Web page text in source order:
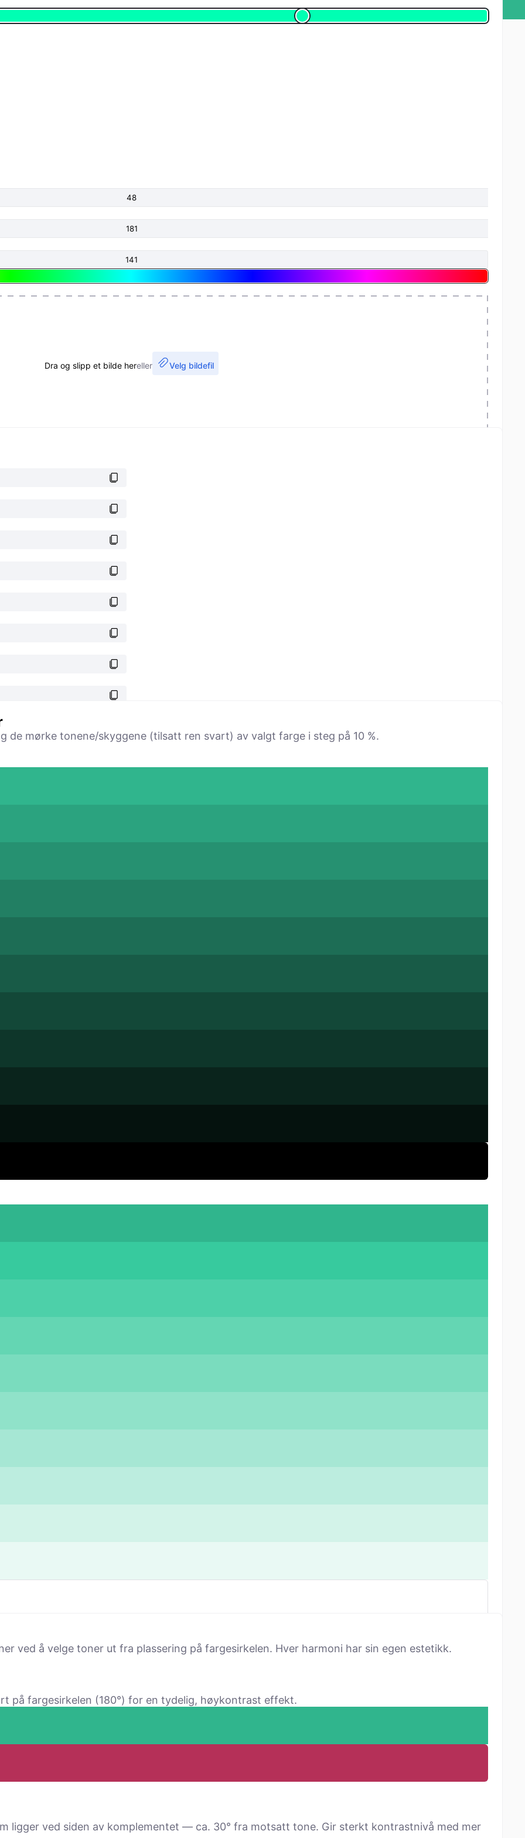
Dra og slipp et bilde hereller Velg bildefil
de mørke tonene/skyggene (tilsatt ren svart) av valgt farge i steg på 10 %.
ved å velge toner ut fra plassering på fargesirkelen. Hver harmoni har sin egen estetikk.
på fargesirkelen (180°) for en tydelig, høy­kontrast effekt.
ligger ved siden av komple­mentet — ca. 30° fra motsatt tone. Gir sterkt kontrastnivå med mer